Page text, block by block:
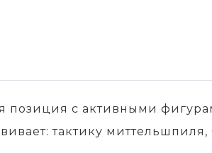
позиция с активными
тактику